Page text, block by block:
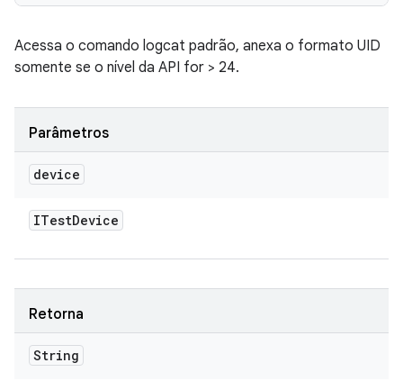
Acessa o comando logcat padrão, anexa o formato UID
somente se o nível da API for > 24.
Parâmetros
device
ITestDevice
Retorna
String